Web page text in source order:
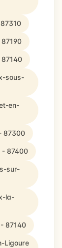
sous-
en-
87300
- 87400
sur-
la-
87140
Ligoure